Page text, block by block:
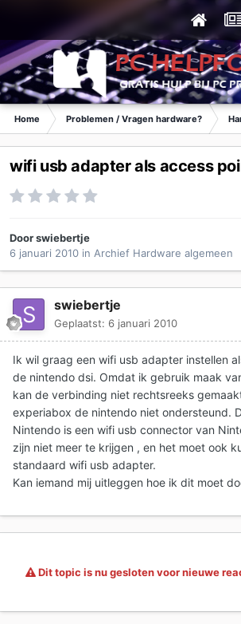
Home Problemen / Vragen hardware?
wifi usb adapter als access
Doorswiebertje
6 januari 2010 in Archief Hardware algemeen
swiebertje
Geplaatst: 6 januari 2010
Ik wil graag een wifi usb adapter instellen
de nintendo dsi. Omdat ik gebruik maak
kan de verbinding niet rechtsreeks
experiabox de nintendo niet ondersteund.
Nintendo is een wifi usb connector van
zijn niet meer te krijgen , en het moet ook
standaard wifi usb adapter.
Kan iemand mij uitleggen hoe ik dit moet
Dit topic is nu gesloten voor nieuwe